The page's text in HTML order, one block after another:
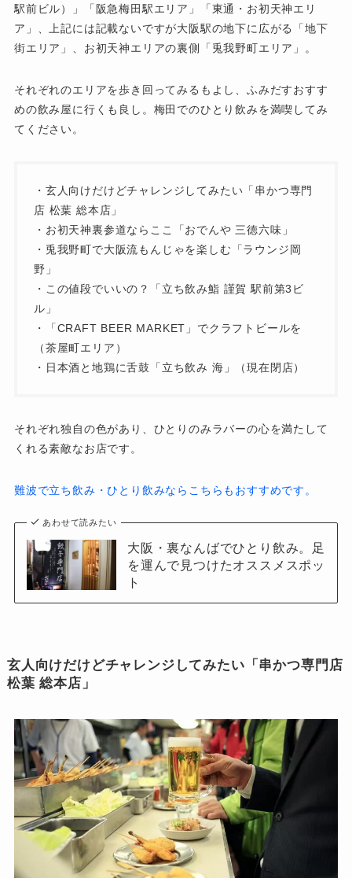
駅前ビル）」「阪急梅田駅エリア」「東通・お初天神エリ
ア」、上記には記載ないですが大阪駅の地下に広がる「地下
街エリア」、お初天神エリアの裏側「兎我野町エリア」。
それぞれのエリアを歩き回ってみるもよし、ふみだすおすす
めの飲み屋に行くも良し。梅田でのひとり飲みを満喫してみ
てください。
・玄人向けだけどチャレンジしてみたい「串かつ専門
店 松葉 総本店」
・お初天神裏参道ならここ「おでんや 三徳六味」
・兎我野町で大阪流もんじゃを楽しむ「ラウンジ岡
野」
・この値段でいいの？「立ち飲み鮨 謹賀 駅前第3ビ
ル」
・「CRAFT BEER MARKET」でクラフトビールを
（茶屋町エリア）
・日本酒と地鶏に舌鼓「立ち飲み 海」（現在閉店）
それぞれ独自の色があり、ひとりのみラバーの心を満たして
くれる素敵なお店です。
難波で立ち飲み・ひとり飲みならこちらもおすすめです。
あわせて読みたい
大阪・裏なんばでひとり飲み。足
を運んで見つけたオススメスポッ
ト
玄人向けだけどチャレンジしてみたい「串かつ専門店
松葉 総本店」